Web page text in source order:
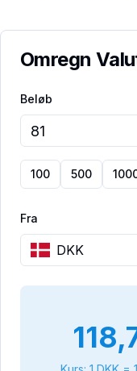
Omregn
Beløb
100 500
Fra
DKK